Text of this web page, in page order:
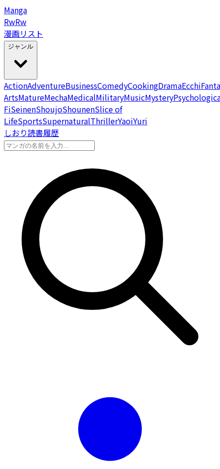
Manga
RwRw
漫画リスト
ジャンル
ActionAdventureBusinessComedyCookingDramaEcchi
ArtsMatureMechaMedicalMilitaryMusicMystery
FiSeinenShoujoShounenSlice of
LifeSportsSupernaturalThrillerYaoiYuri
しおり読書履歴